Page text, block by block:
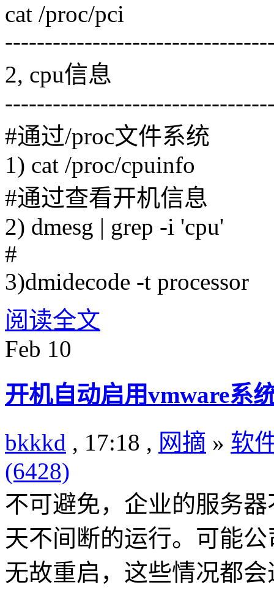
cat /proc/pci
2, cpu信息
#通过/proc文件系统
1) cat /proc/cpuinfo
#通过查看开机信息
2) dmesg | grep -i 'cpu'
#
3)dmidecode -t processor
阅读全文
Feb 10
开机自动启用vmware系
bkkkd , 17:18 , 网摘 » 软
(6428)
不可避免，企业的服务
天不间断的运行。可能
无故重启，这些情况都